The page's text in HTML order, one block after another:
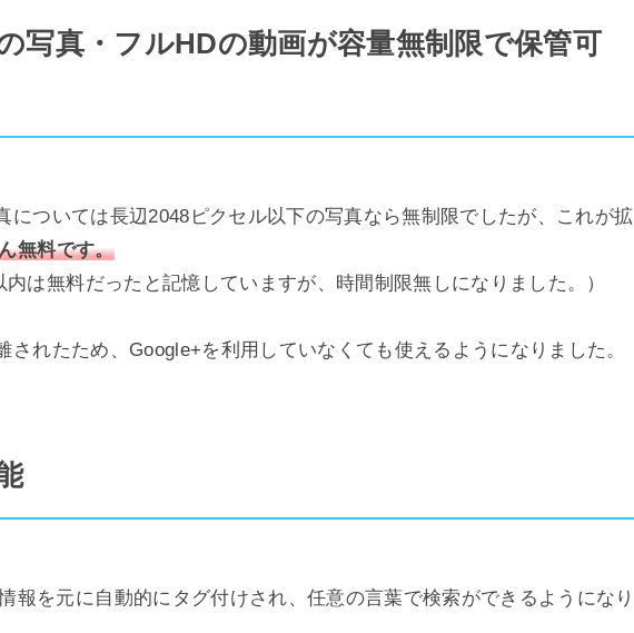
写真・フルHDの動画が容量無制限で保管可
については長辺2048ピクセル以下の写真なら無制限でしたが、これが拡
無料です。
内は無料だったと記憶していますが、時間制限無しになりました。）
されたため、Google+を利用していなくても使えるようになりました。
報を元に自動的にタグ付けされ、任意の言葉で検索ができるようになり